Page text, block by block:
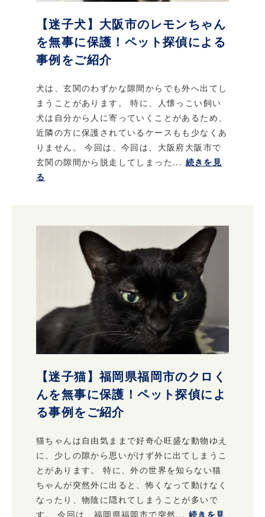
【迷子犬】大阪市のレモンちゃん
を無事に保護！ペット探偵による
事例をご紹介
犬は、玄関のわずかな隙間からでも外へ出てし
まうことがあります。 特に、人懐っこい飼い
犬は自分から人に寄っていくことがあるため、
近隣の方に保護されているケースもも少なくあ
りません。 今回は、今回は、大阪府大阪市で
玄関の隙間から脱走してしまった... 続きを見
る
【迷子猫】福岡県福岡市のクロく
んを無事に保護！ペット探偵によ
る事例をご紹介
猫ちゃんは自由気ままで好奇心旺盛な動物ゆえ
に、少しの隙から思いがけず外に出てしまうこ
とがあります。 特に、外の世界を知らない猫
ちゃんが突然外に出ると、怖くなって動けなく
なったり、物陰に隠れてしまうことが多いで
す。 今回は、福岡県福岡市で突然... 続きを見